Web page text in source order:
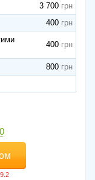
3 700
400
400
800